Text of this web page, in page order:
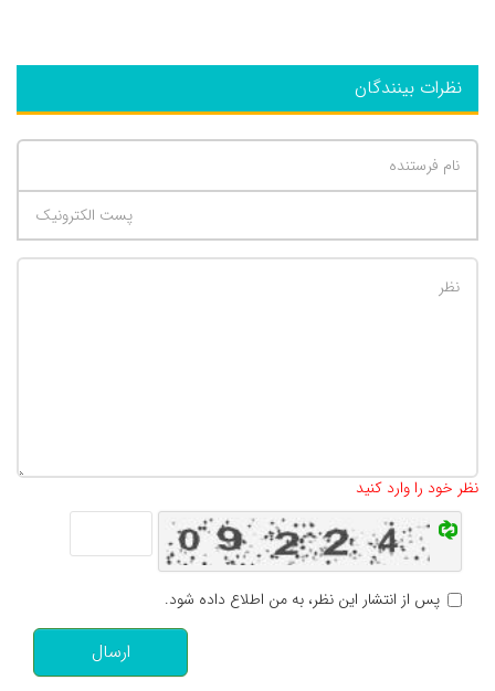
نظرات بینندگان
نظر خود را وارد کنید
پس از انتشار این نظر، به من اطلاع داده شود.
ارسال